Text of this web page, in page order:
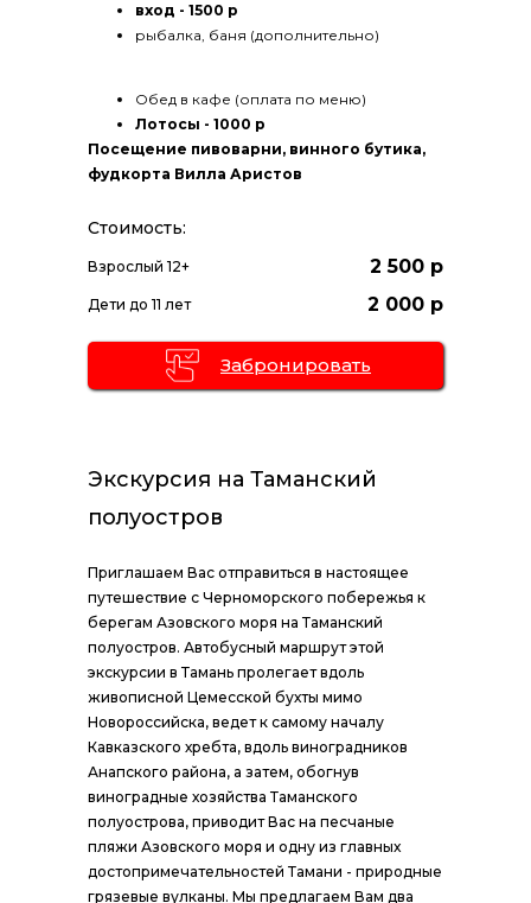
Забронировать
Взрослый 12+ 2 500 р
Дети до 11 лет 2 000 р
Стоимость:
вход - 1500 р
рыбалка, баня (дополнительно)
Обед в кафе (оплата по меню)
Лотосы - 1000 р
Посещение пивоварни, винного бутика,
фудкорта Вилла Аристов
Приглашаем Вас отправиться в настоящее
путешествие с Черноморского побережья к
берегам Азовского моря на Таманский
полуостров. Автобусный маршрут этой
экскурсии в Тамань пролегает вдоль
живописной Цемесской бухты мимо
Новороссийска, ведет к самому началу
Кавказского хребта, вдоль виноградников
Анапского района, а затем, обогнув
виноградные хозяйства Таманского
полуострова, приводит Вас на песчаные
пляжи Азовского моря и одну из главных
достопримечательностей Тамани - природные
грязевые вулканы. Мы предлагаем Вам два
Экскурсия на Таманский
полуостров